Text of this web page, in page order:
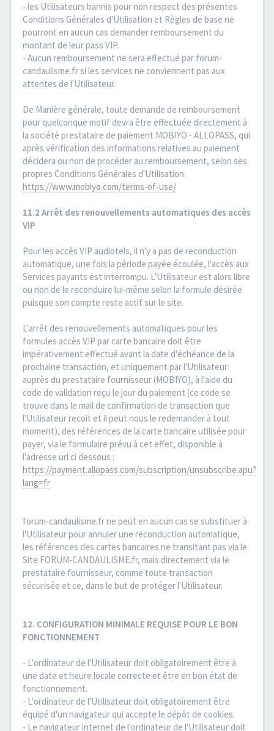
- les Utilisateurs bannis pour non respect des présentes
Conditions Générales d'Utilisation et Règles de base ne
pourront en aucun cas demander remboursement du
montant de leur pass VIP.
- Aucun remboursement ne sera effectué par forum-
candaulisme.fr si les services ne conviennent pas aux
attentes de l'Utilisateur.
De Manière générale, toute demande de remboursement
pour quelconque motif devra être effectuée directement à
la société prestataire de paiement MOBIYO - ALLOPASS, qui
après vérification des informations relatives au paiement
décidera ou non de procéder au remboursement, selon ses
propres Conditions Générales d'Utilisation.
https://www.mobiyo.com/terms-of-use/
11.2 Arrêt des renouvellements automatiques des accès
VIP
Pour les accès VIP audiotels, il n'y a pas de reconduction
automatique, une fois la période payée écoulée, l'accès aux
Services payants est interrompu. L'Utilisateur est alors libre
ou non de le reconduire lui-même selon la formule désirée
puisque son compte reste actif sur le site.
L'arrêt des renouvellements automatiques pour les
formules accès VIP par carte bancaire doit être
impérativement effectué avant la date d'échéance de la
prochaine transaction, et uniquement par l'Utilisateur
auprès du prestataire fournisseur (MOBIYO), à l'aide du
code de validation reçu le jour du paiement (ce code se
trouve dans le mail de confirmation de transaction que
l'Utilisateur recoit et il peut nous le redemander à tout
moment), des références de la carte bancaire utilisée pour
payer, via le formulaire prévu à cet effet, disponible à
l'adresse url ci dessous :
https://payment.allopass.com/subscription/unsubscribe.apu?
lang=fr
forum-candaulisme.fr ne peut en aucun cas se substituer à
l'Utilisateur pour annuler une reconduction automatique,
les références des cartes bancaires ne transitant pas via le
Site FORUM-CANDAULISME.fr, mais directement via le
prestataire fournisseur, comme toute transaction
sécurisée et ce, dans le but de protéger l'Utilisateur.
12. CONFIGURATION MINIMALE REQUISE POUR LE BON
FONCTIONNEMENT
- L'ordinateur de l'Utilisateur doit obligatoirement être à
une date et heure locale correcte et être en bon état de
fonctionnement.
- L'ordinateur de l'Utilisateur doit obligatoirement être
équipé d'un navigateur qui accepte le dépôt de cookies.
- Le navigateur internet de l'ordinateur de l'Utilisateur doit